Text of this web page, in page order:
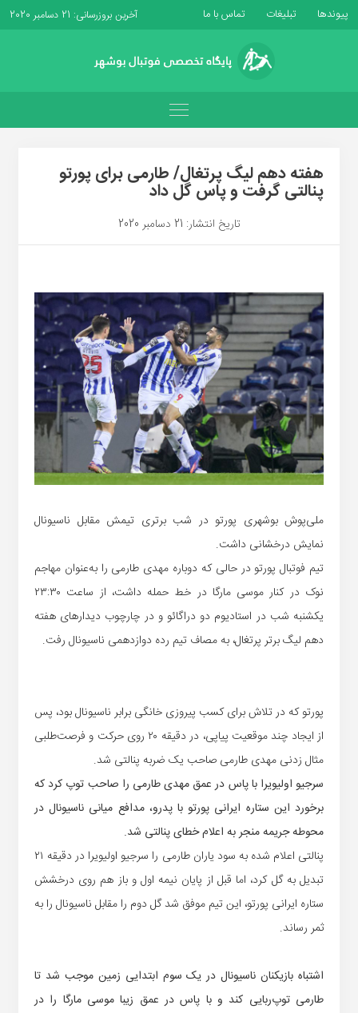
پیوندها تبلیغات تماس با ما آخرین بروزرسانی: 21 دسامبر 2020
هفته دهم لیگ پرتغال/ طارمی برای پورتو
پنالتی گرفت و پاس گل داد
تاریخ انتشار: 21 دسامبر 2020
ملی‌پوش بوشهری پورتو در شب برتری تیمش مقابل ناسیونال
نمایش درخشانی داشت.
تیم فوتبال پورتو در حالی که دوباره مهدی طارمی را به‌عنوان مهاجم
نوک در کنار موسی مارگا در خط حمله داشت، از ساعت ۲۳:۳۰
یکشنبه شب در استادیوم دو دراگائو و در چارچوب دیدارهای هفته
دهم لیگ برتر پرتغال، به مصاف تیم رده دوازدهمی ناسیونال رفت.
پورتو که در تلاش برای کسب پیروزی خانگی برابر ناسیونال بود، پس
از ایجاد چند موقعیت پیاپی، در دقیقه ۲۰ روی حرکت و فرصت‌طلبی
مثال زدنی مهدی طارمی صاحب یک ضربه پنالتی شد.
سرجیو اولیویرا با پاس در عمق مهدی طارمی را صاحب توپ کرد که
برخورد این ستاره ایرانی پورتو با پدرو، مدافع میانی ناسیونال در
محوطه جریمه منجر به اعلام خطای پنالتی شد.
پنالتی اعلام شده به سود یاران طارمی را سرجیو اولیویرا در دقیقه ۲۱
تبدیل به گل کرد، اما قبل از پایان نیمه اول و باز هم روی درخشش
ستاره ایرانی پورتو، این تیم موفق شد گل دوم را مقابل ناسیونال را به
ثمر رساند.
اشتباه بازیکنان ناسیونال در یک سوم ابتدایی زمین موجب شد تا
طارمی توپ‌ربایی کند و با پاس در عمق زیبا موسی مارگا را در